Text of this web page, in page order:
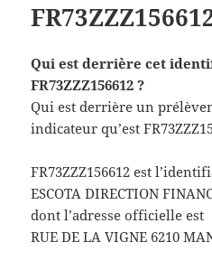
Qui est derrière cet
FR73ZZZ156612 ?
Qui est derrière un
indicateur qu’est
FR73ZZZ156612 est
ESCOTA DIRECTION
dont l’adresse officielle est
RUE DE LA VIGNE 6210